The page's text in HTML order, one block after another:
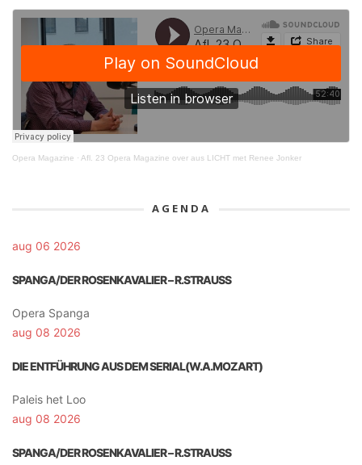
Opera Magazine · Afl. 23 Opera Magazine over aus LICHT met Renee Jonker
AGENDA
aug 06 2026
SPANGA/DER ROSENKAVALIER – R.STRAUSS
Opera Spanga
aug 08 2026
DIE ENTFÜHRUNG AUS DEM SERIAL(W.A.MOZART)
Paleis het Loo
aug 08 2026
SPANGA/DER ROSENKAVALIER – R.STRAUSS